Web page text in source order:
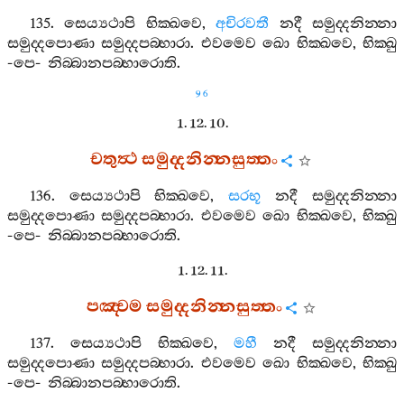
135.සෙය්‍යථාපි භික‍්ඛවෙ,අචිරවතී නදී
සමුද‍්දනින‍්නා
සමුද‍්දපොණා සමුද‍්දපබ‍්භාරා. එවමෙව ඛො භික‍්ඛවෙ,භික‍්ඛු
-පෙ- නිබ‍්බානපබ‍්භාරොති.
96
1. 12. 10.
චතුත්‍ථසමුද‍්දනින‍්නසුත‍්තං
136. සෙය්‍යථාපි භික‍්ඛවෙ,සරභූ නදී
සමුද‍්දනින‍්නා
සමුද‍්දපොණා සමුද‍්දපබ‍්භාරා. එවමෙව ඛො භික‍්ඛවෙ,භික‍්ඛු
-පෙ- නිබ‍්බානපබ‍්භාරොති.
1. 12. 11.
පඤ‍්චමසමුද‍්දනින‍්නසුත‍්තං
137. සෙය්‍යථාපි භික‍්ඛවෙ, මහී නදී
සමුද‍්දනින‍්නා
සමුද‍්දපොණා සමුද‍්දපබ‍්භාරා. එවමෙව ඛො භික‍්ඛවෙ,භික‍්ඛු
-පෙ- නිබ‍්බානපබ‍්භාරොති.